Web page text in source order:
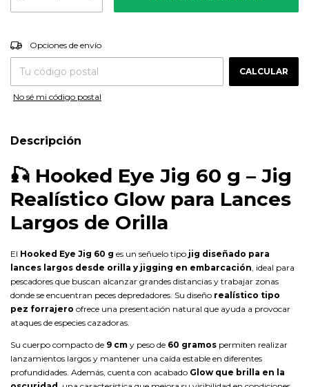
Entregas para el CP:
Opciones de envío
CALCULAR
No sé mi código postal
Descripción
🎣 Hooked Eye Jig 60 g – Jig
Realístico Glow para Lances
Largos de Orilla
El Hooked Eye Jig 60 g es un señuelo tipo jig diseñado para
lances largos desde orilla y jigging en embarcación , ideal para
pescadores que buscan alcanzar grandes distancias y trabajar zonas
donde se encuentran peces depredadores. Su diseño realístico tipo
pez forrajero ofrece una presentación natural que ayuda a provocar
ataques de especies cazadoras.
Su cuerpo compacto de 9 cm y peso de 60 gramos permiten realizar
lanzamientos largos y mantener una caída estable en diferentes
profundidades. Además, cuenta con acabado Glow que brilla en la